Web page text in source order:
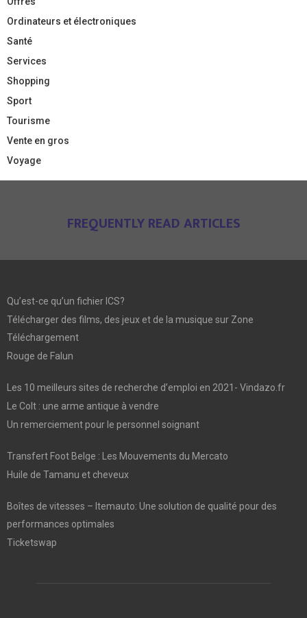
Ordinateurs et électroniques
Santé
Services
Shopping
Sport
Tourisme
Vente en gros
Voyage
FREQUENTLY READ ARTICLES
Qu’est-ce qu’un fichier ICS?
Télécharger des films, des jeux et de la musique sur Zone
Téléchargement
Rouge de Falun
Les 10 meilleurs sites de recherche d’emploi en 2021- Vindazo.fr
Le Colt : une arme antique à vendre
Un remerciement pour le personnel soignant
Transfert Foot Belge : Les Mouvements du Mercato
Huile de Tamanu et cheveux
Boîtes de vitesses – Itemauto: Une solution de qualité pour des
performances optimales
Ticketswap